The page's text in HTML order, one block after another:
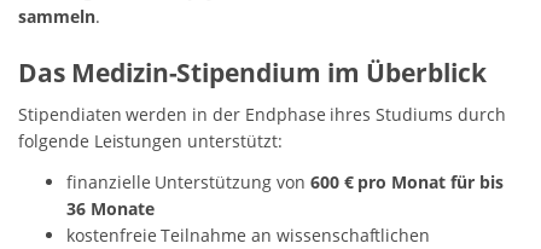
sammeln.
Das Medizin-Stipendium im Überblick
Stipendiaten werden in der Endphase ihres Studiums durch
folgende Leistungen unterstützt:
finanzielle Unterstützung von 600 € pro Monat für bis
36 Monate
kostenfreie Teilnahme an wissenschaftlichen